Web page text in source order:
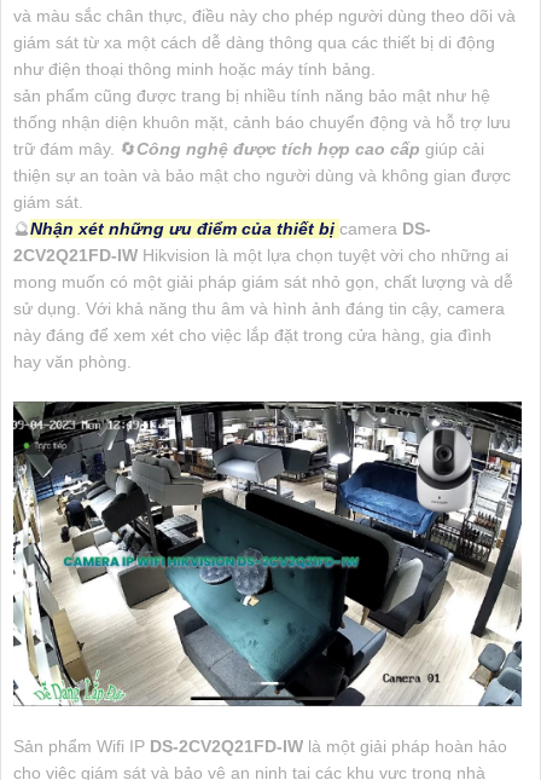
và màu sắc chân thực, điều này cho phép người dùng theo dõi và
giám sát từ xa một cách dễ dàng thông qua các thiết bị di động
như điện thoại thông minh hoặc máy tính bảng.
sản phẩm cũng được trang bị nhiều tính năng bảo mật như hệ
thống nhận diện khuôn mặt, cảnh báo chuyển động và hỗ trợ lưu
trữ đám mây. 🔄Công nghệ được tích hợp cao cấp giúp cải
thiện sự an toàn và bảo mật cho người dùng và không gian được
giám sát.
🔮Nhận xét những ưu điểm của thiết bị camera DS-
2CV2Q21FD-IW Hikvision là một lựa chọn tuyệt vời cho những ai
mong muốn có một giải pháp giám sát nhỏ gọn, chất lượng và dễ
sử dụng. Với khả năng thu âm và hình ảnh đáng tin cậy, camera
này đáng để xem xét cho việc lắp đặt trong cửa hàng, gia đình
hay văn phòng.
Sản phẩm Wifi IP DS-2CV2Q21FD-IW là một giải pháp hoàn hảo
cho việc giám sát và bảo vệ an ninh tại các khu vực trong nhà